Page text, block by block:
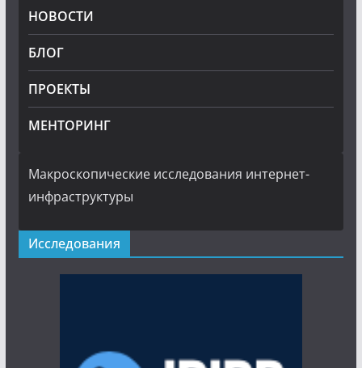
НОВОСТИ
БЛОГ
ПРОЕКТЫ
МЕНТОРИНГ
Макроскопические исследования интернет-
инфраструктуры
Исследования